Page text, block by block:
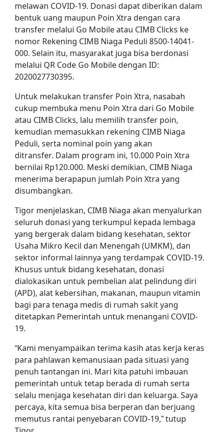
melawan COVID-19. Donasi dapat diberikan dalam
bentuk uang maupun Poin Xtra dengan cara
transfer melalui Go Mobile atau CIMB Clicks ke
nomor Rekening CIMB Niaga Peduli 8500-14041-
000. Selain itu, masyarakat juga bisa berdonasi
melalui QR Code Go Mobile dengan ID:
2020027730395.
Untuk melakukan transfer Poin Xtra, nasabah
cukup membuka menu Poin Xtra dari Go Mobile
atau CIMB Clicks, lalu memilih transfer poin,
kemudian memasukkan rekening CIMB Niaga
Peduli, serta nominal poin yang akan
ditransfer. Dalam program ini, 10.000 Poin Xtra
bernilai Rp120.000. Meski demikian, CIMB Niaga
menerima berapapun jumlah Poin Xtra yang
disumbangkan.
Tigor menjelaskan, CIMB Niaga akan menyalurkan
seluruh donasi yang terkumpul kepada lembaga
yang bergerak dalam bidang kesehatan, sektor
Usaha Mikro Kecil dan Menengah (UMKM), dan
sektor informal lainnya yang terdampak COVID-19.
Khusus untuk bidang kesehatan, donasi
dialokasikan untuk pembelian alat pelindung diri
(APD), alat kebersihan, makanan, maupun vitamin
bagi para tenaga medis di rumah sakit yang
ditetapkan Pemerintah untuk menangani COVID-
19.
“Kami menyampaikan terima kasih atas kerja keras
para pahlawan kemanusiaan pada situasi yang
penuh tantangan ini. Mari kita patuhi imbauan
pemerintah untuk tetap berada di rumah serta
selalu menjaga kesehatan diri dan keluarga. Saya
percaya, kita semua bisa berperan dan berjuang
memutus rantai penyebaran COVID-19,” tutup